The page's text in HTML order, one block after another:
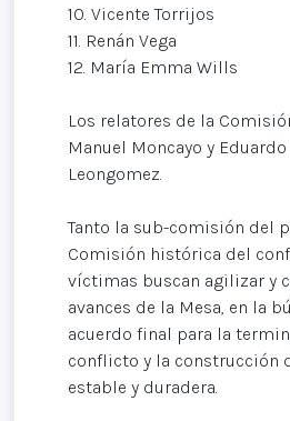
10. Vicente Torrijos
11. Renán Vega
12. María Emma Wills
Los relatores de la
Manuel Moncayo y
Leongomez.
Tanto la sub-comisión del
Comisión histórica del
víctimas buscan agilizar y
avances de la Mesa, en la
acuerdo final para la
conflicto y la construcción
estable y duradera.